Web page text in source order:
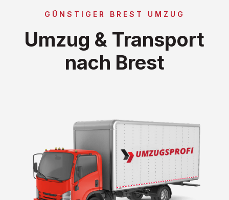
GÜNSTIGER BREST UMZUG
Umzug & Transport
nach Brest